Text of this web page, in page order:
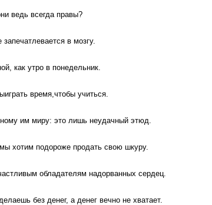
ведь всегда правы?
в мозгу.
как утро в понедельник.
время,чтобы учиться.
им миру: это лишь неудачный этюд.
хотим подороже продать свою шкуру.
обладателям надорванных сердец.
без денег, а денег вечно не хватает.